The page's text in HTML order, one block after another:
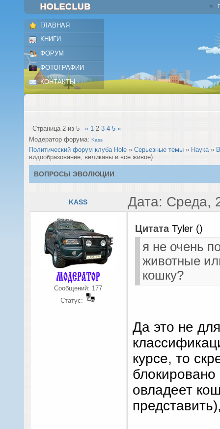
ГЛАВНАЯ
КНИГИ
ФОРУМ
ФОТОГРАФИИ
КОНТАКТЫ
Страница 2 из 5 « 1 2 3 4 5 »
Модератор форума: Kass
Политический форум клуба Hole » Серьезные темы » Наука »
видообразование, великаны и все живое)
ВОПРОСЫ ЭВОЛЮЦИИ
KASS Дата: Среда,
Сообщений: 177
Статус:
Цитата Tyler ()
я не очень
животные
кошку?
Да это не
курсе, то
овладеет